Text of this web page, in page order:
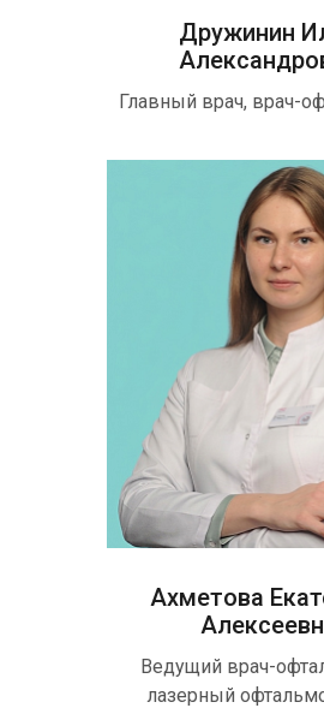
Дружинин
Главный врач, врач-
Ахметова
Ведущий врач-
лазерный